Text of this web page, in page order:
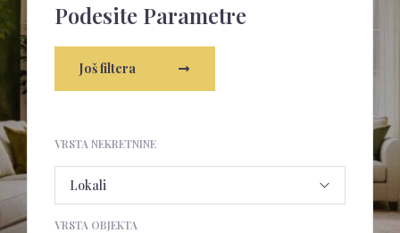
Podesite Parametre
Još filtera
VRSTA NEKRETNINE
VRSTA OBJEKTA